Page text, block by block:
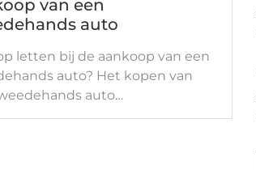
van een
auto
letten bij de aankoop van een
auto? Het kopen van
auto…